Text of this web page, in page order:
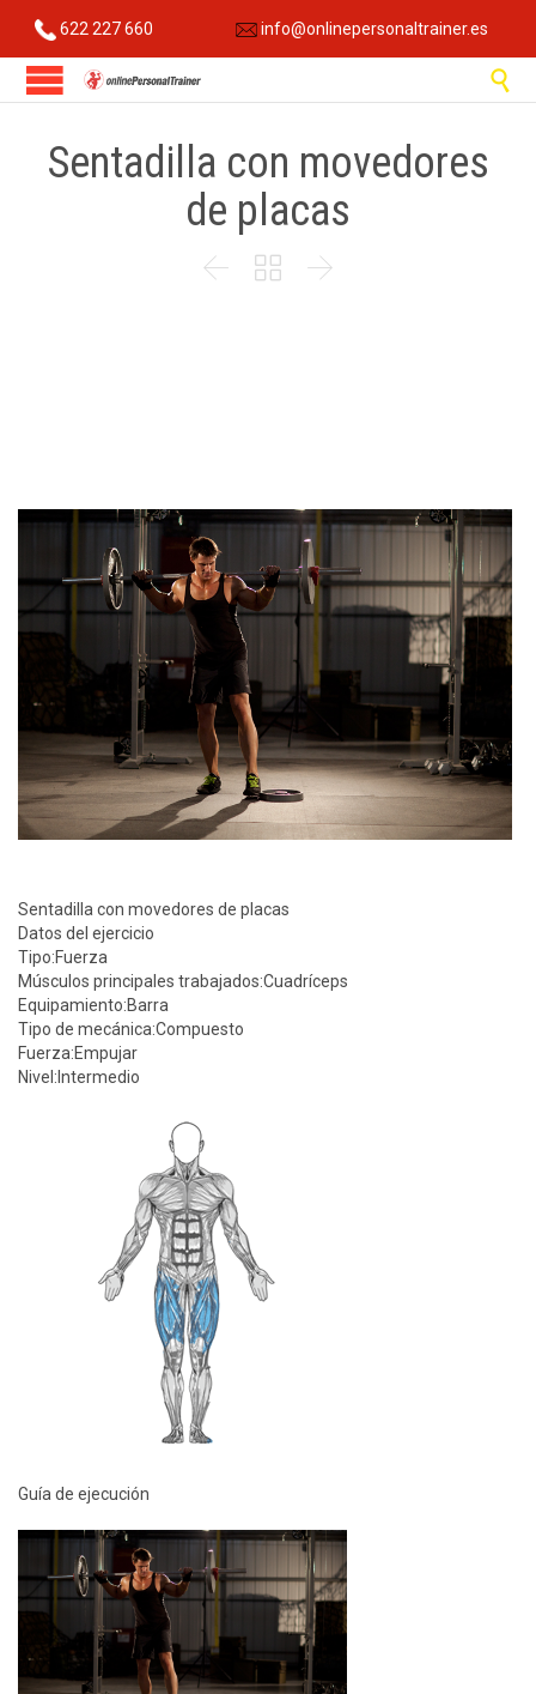
622 227 660 info@onlinepersonaltrainer.es

Sentadilla con movedores
de placas
  
Sentadilla con movedores de placas
Datos del ejercicio
Tipo:Fuerza
Músculos principales trabajados:Cuadríceps
Equipamiento:Barra
Tipo de mecánica:Compuesto
Fuerza:Empujar
Nivel: Intermedio
Guía de ejecución